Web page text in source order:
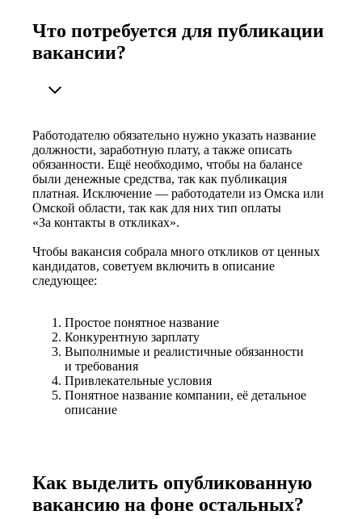
Что потребуется для публикации
вакансии?
Работодателю обязательно нужно указать название
должности, заработную плату, а также описать
обязанности. Ещё необходимо, чтобы на балансе
были денежные средства, так как публикация
платная. Исключение — работодатели из Омска или
Омской области, так как для них тип оплаты
«За контакты в откликах».
Чтобы вакансия собрала много откликов от ценных
кандидатов, советуем включить в описание
следующее:
Простое понятное название
Конкурентную зарплату
Выполнимые и реалистичные обязанности
и требования
Привлекательные условия
Понятное название компании, её детальное
описание
Как выделить опубликованную
вакансию на фоне остальных?